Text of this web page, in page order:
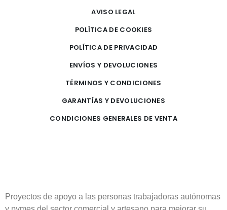
AVISO LEGAL
POLÍTICA DE COOKIES
POLÍTICA DE PRIVACIDAD
ENVÍOS Y DEVOLUCIONES
TÉRMINOS Y CONDICIONES
GARANTÍAS Y DEVOLUCIONES
CONDICIONES GENERALES DE VENTA
Proyectos de apoyo a las personas trabajadoras autónomas